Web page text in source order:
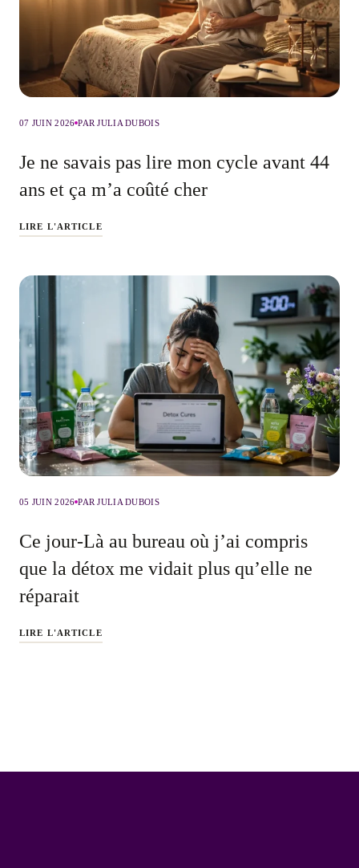
07 JUIN 2026 PAR JULIA DUBOIS
Je ne savais pas lire mon cycle avant 44
ans et ça m’a coûté cher
LIRE L'ARTICLE
05 JUIN 2026 PAR JULIA DUBOIS
Ce jour-Là au bureau où j’ai compris
que la détox me vidait plus qu’elle ne
réparait
LIRE L'ARTICLE